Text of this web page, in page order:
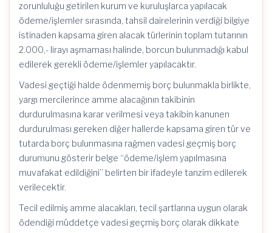
zorunluluğu getirilen kurum ve kuruluşlarca yapılacak
ödeme/işlemler sırasında, tahsil dairelerinin verdiği bilgiye
istinaden kapsama giren alacak türlerinin toplam tutarının
2.000,- lirayı aşmaması halinde, borcun bulunmadığı kabul
edilerek gerekli ödeme/işlemler yapılacaktır.
Vadesi geçtiği halde ödenmemiş borç bulunmakla birlikte,
yargı mercilerince amme alacağının takibinin
durdurulmasına karar verilmesi veya takibin kanunen
durdurulması gereken diğer hallerde kapsama giren tür ve
tutarda borç bulunmasına rağmen vadesi geçmiş borç
durumunu gösterir belge “ödeme/işlem yapılmasına
muvafakat edildiğini” belirten bir ifadeyle tanzim edilerek
verilecektir.
Tecil edilmiş amme alacakları, tecil şartlarına uygun olarak
ödendiği müddetçe vadesi geçmiş borç olarak dikkate